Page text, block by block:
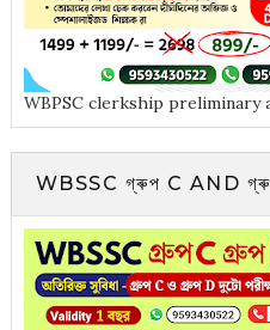
WBPSC clerkship preliminary
WBSSC গ্ৰুপ C AND